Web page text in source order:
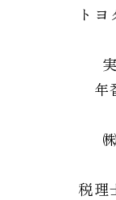
ト
年
税理